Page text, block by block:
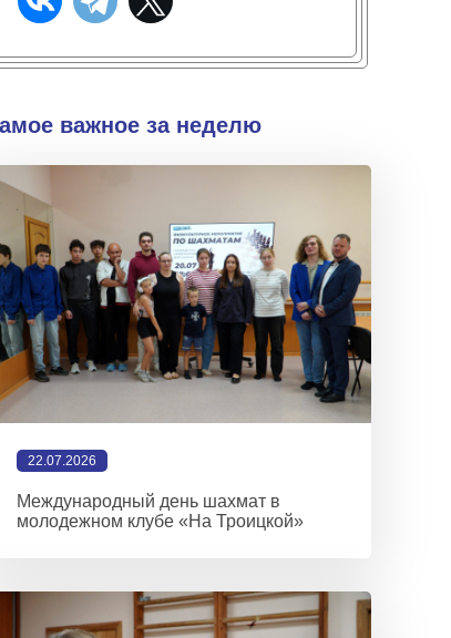
важное за неделю
22.07.2026
Международный день шахмат в
молодежном клубе «На Троицкой»